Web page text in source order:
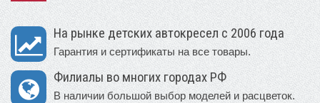
На рынке детских автокресел с 2006 года
Гарантия и сертификаты на все товары.
Филиалы во многих городах РФ
В наличии большой выбор моделей и расцветок.